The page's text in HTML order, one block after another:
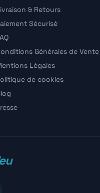
& Retours
Sécurisé
Générales de Vente
Légales
de cookies